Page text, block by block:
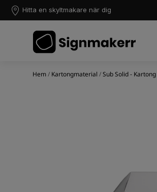
Hitta en skyltmakare när dig
Hem/ Kartongmaterial /Sub Solid - Kartong